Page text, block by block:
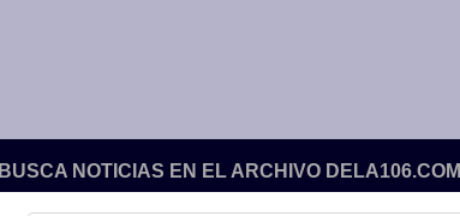
BUSCA NOTICIAS EN EL ARCHIVO DELA106.COM